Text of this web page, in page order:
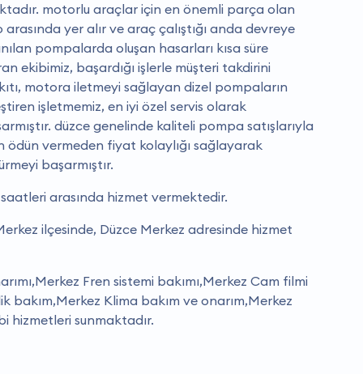
motorlu araçlar için en önemli parça olan
yer alır ve araç çalıştığı anda devreye
pompalarda oluşan hasarları kısa süre
ekibimiz, başardığı işlerle müşteri takdirini
motora iletmeyi sağlayan dizel pompaların
işletmemiz, en iyi özel servis olarak
düzce genelinde kaliteli pompa satışlarıyla
ödün vermeden fiyat kolaylığı sağlayarak
başarmıştır.
arasında hizmet vermektedir.
ilçesinde, Düzce Merkez adresinde hizmet
Fren sistemi bakımı,Merkez Cam filmi
bakım,Merkez Klima bakım ve onarım,Merkez
hizmetleri sunmaktadır.